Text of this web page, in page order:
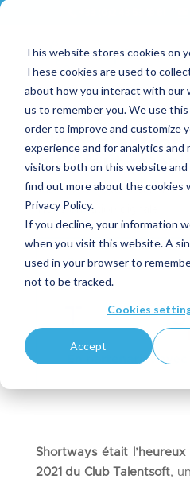
This website stores cookies on
These cookies are used to
about how you interact with our
us to remember you. We use
order to improve and customize
experience and for analytics and
visitors both on this website and
find out more about the cookies
Privacy Policy.
If you decline, your information
when you visit this website. A
used in your browser to
not to be tracked.
Cookies
Accept
Club Talentsoft
qu’il faut
Jun 9, 2021|Nos
Transformation digitale
Shortways était
2021 du Club Talentsoft,